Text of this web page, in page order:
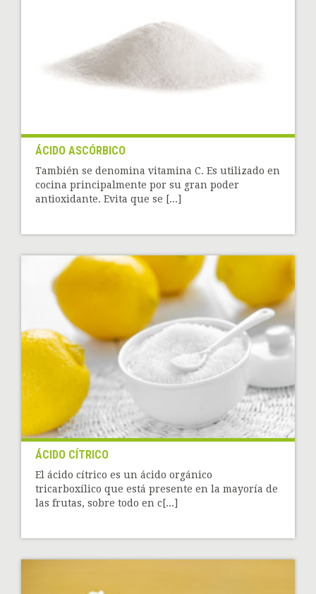
ÁCIDO ASCÓRBICO
También se denomina vitamina C. Es utilizado en
cocina principalmente por su gran poder
antioxidante. Evita que se [...]
ÁCIDO CÍTRICO
El ácido cítrico es un ácido orgánico
tricarboxílico que está presente en la mayoría de
las frutas, sobre todo en c[...]